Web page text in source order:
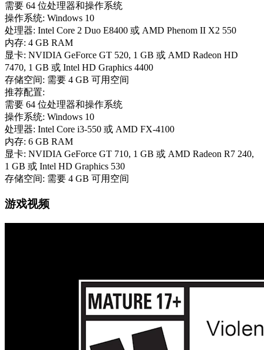
需要 64 位处理器和操作系统
操作系统: Windows 10
处理器: Intel Core 2 Duo E8400 或 AMD Phenom II X2 550
内存: 4 GB RAM
显卡: NVIDIA GeForce GT 520, 1 GB 或 AMD Radeon HD
7470, 1 GB 或 Intel HD Graphics 4400
存储空间: 需要 4 GB 可用空间
推荐配置:
需要 64 位处理器和操作系统
操作系统: Windows 10
处理器: Intel Core i3-550 或 AMD FX-4100
内存: 6 GB RAM
显卡: NVIDIA GeForce GT 710, 1 GB 或 AMD Radeon R7 240,
1 GB 或 Intel HD Graphics 530
存储空间: 需要 4 GB 可用空间
游戏视频